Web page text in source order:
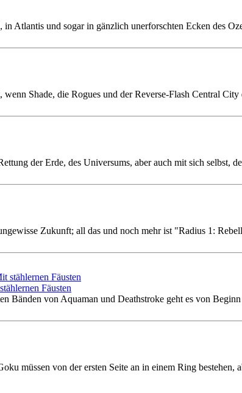
Atlantis und sogar in gänzlich unerforschten Ecken des
Shade, die Rogues und der Reverse-Flash Central City
der Erde, des Universums, aber auch mit sich selbst,
Zukunft; all das und noch mehr ist "Radius 1:
Fäusten
Bänden von Aquaman und Deathstroke geht es von Beginn
müssen von der ersten Seite an in einem Ring bestehen,